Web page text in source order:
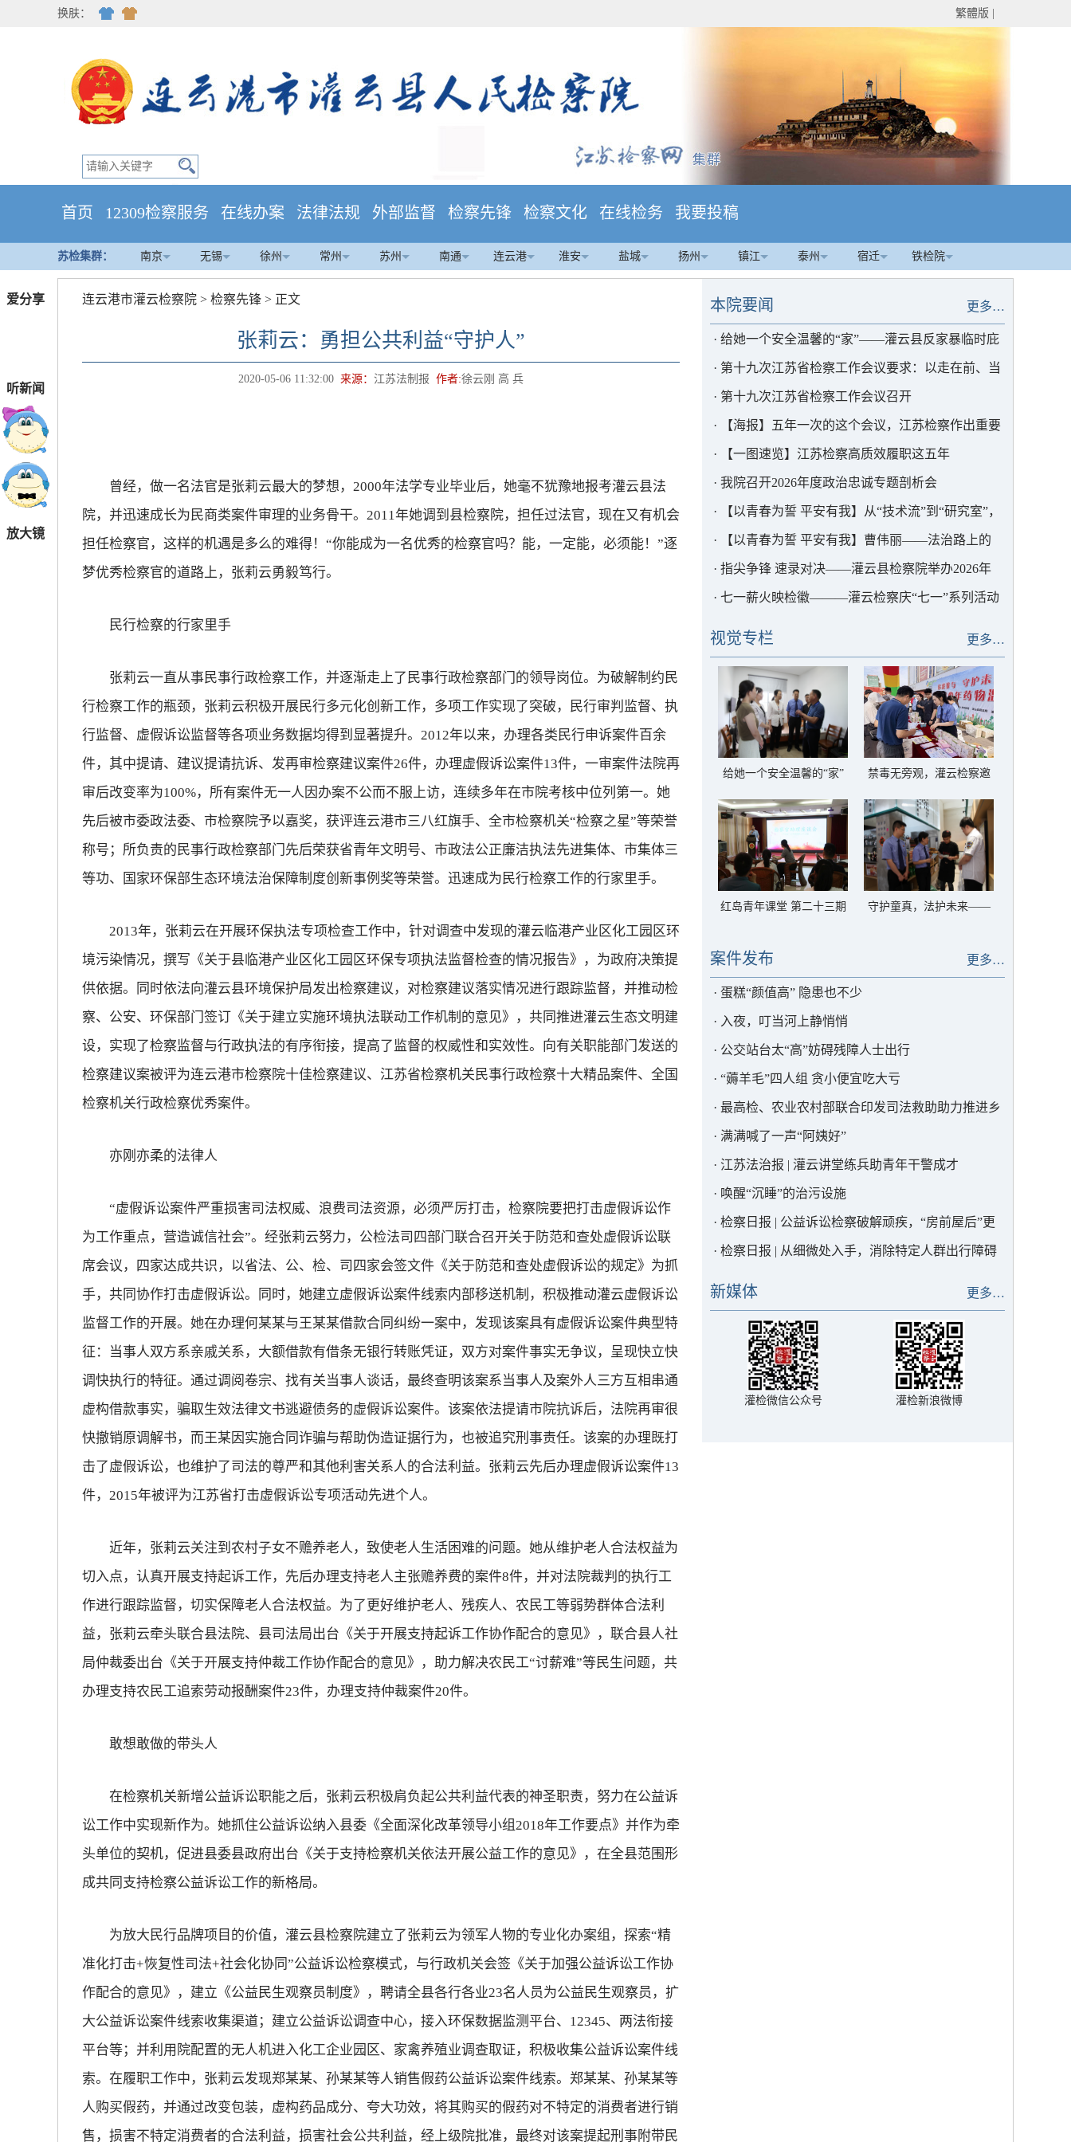
爱分享
听新闻
放大镜
换肤： 繁體版
首页 12309检察服务 在线办案 法律法规 外部监督 检察先锋 检察文化 在线检务 我要投稿
苏检集群： 南京 无锡 徐州 常州 苏州 南通 连云港 淮安 盐城 扬州 镇江 泰州 宿迁 铁检院
连云港市灌云检察院 > 检察先锋 > 正文
张莉云：勇担公共利益“守护人”
2020-05-06 11:32:00 来源： 江苏法制报 作者:徐云刚 高 兵
曾经，做一名法官是张莉云最大的梦想，2000年法学专业毕业后，她毫不犹豫地报考灌云县法
院，并迅速成长为民商类案件审理的业务骨干。2011年她调到县检察院，担任过法官，现在又有机会
担任检察官，这样的机遇是多么的难得！“你能成为一名优秀的检察官吗？能，一定能，必须能！”逐
梦优秀检察官的道路上，张莉云勇毅笃行。
民行检察的行家里手
张莉云一直从事民事行政检察工作，并逐渐走上了民事行政检察部门的领导岗位。为破解制约民
行检察工作的瓶颈，张莉云积极开展民行多元化创新工作，多项工作实现了突破，民行审判监督、执
行监督、虚假诉讼监督等各项业务数据均得到显著提升。2012年以来，办理各类民行申诉案件百余
件，其中提请、建议提请抗诉、发再审检察建议案件26件，办理虚假诉讼案件13件，一审案件法院再
审后改变率为100%，所有案件无一人因办案不公而不服上访，连续多年在市院考核中位列第一。她
先后被市委政法委、市检察院予以嘉奖，获评连云港市三八红旗手、全市检察机关“检察之星”等荣誉
称号；所负责的民事行政检察部门先后荣获省青年文明号、市政法公正廉洁执法先进集体、市集体三
等功、国家环保部生态环境法治保障制度创新事例奖等荣誉。迅速成为民行检察工作的行家里手。
2013年，张莉云在开展环保执法专项检查工作中，针对调查中发现的灌云临港产业区化工园区环
境污染情况，撰写《关于县临港产业区化工园区环保专项执法监督检查的情况报告》，为政府决策提
供依据。同时依法向灌云县环境保护局发出检察建议，对检察建议落实情况进行跟踪监督，并推动检
察、公安、环保部门签订《关于建立实施环境执法联动工作机制的意见》，共同推进灌云生态文明建
设，实现了检察监督与行政执法的有序衔接，提高了监督的权威性和实效性。向有关职能部门发送的
检察建议案被评为连云港市检察院十佳检察建议、江苏省检察机关民事行政检察十大精品案件、全国
检察机关行政检察优秀案件。
亦刚亦柔的法律人
“虚假诉讼案件严重损害司法权威、浪费司法资源，必须严厉打击，检察院要把打击虚假诉讼作
为工作重点，营造诚信社会”。经张莉云努力，公检法司四部门联合召开关于防范和查处虚假诉讼联
席会议，四家达成共识，以省法、公、检、司四家会签文件《关于防范和查处虚假诉讼的规定》为抓
手，共同协作打击虚假诉讼。同时，她建立虚假诉讼案件线索内部移送机制，积极推动灌云虚假诉讼
监督工作的开展。她在办理何某某与王某某借款合同纠纷一案中，发现该案具有虚假诉讼案件典型特
征：当事人双方系亲戚关系，大额借款有借条无银行转账凭证，双方对案件事实无争议，呈现快立快
调快执行的特征。通过调阅卷宗、找有关当事人谈话，最终查明该案系当事人及案外人三方互相串通
虚构借款事实，骗取生效法律文书逃避债务的虚假诉讼案件。该案依法提请市院抗诉后，法院再审很
快撤销原调解书，而王某因实施合同诈骗与帮助伪造证据行为，也被追究刑事责任。该案的办理既打
击了虚假诉讼，也维护了司法的尊严和其他利害关系人的合法利益。张莉云先后办理虚假诉讼案件13
件，2015年被评为江苏省打击虚假诉讼专项活动先进个人。
近年，张莉云关注到农村子女不赡养老人，致使老人生活困难的问题。她从维护老人合法权益为
切入点，认真开展支持起诉工作，先后办理支持老人主张赡养费的案件8件，并对法院裁判的执行工
作进行跟踪监督，切实保障老人合法权益。为了更好维护老人、残疾人、农民工等弱势群体合法利
益，张莉云牵头联合县法院、县司法局出台《关于开展支持起诉工作协作配合的意见》，联合县人社
局仲裁委出台《关于开展支持仲裁工作协作配合的意见》，助力解决农民工“讨薪难”等民生问题，共
办理支持农民工追索劳动报酬案件23件，办理支持仲裁案件20件。
敢想敢做的带头人
在检察机关新增公益诉讼职能之后，张莉云积极肩负起公共利益代表的神圣职责，努力在公益诉
讼工作中实现新作为。她抓住公益诉讼纳入县委《全面深化改革领导小组2018年工作要点》并作为牵
头单位的契机，促进县委县政府出台《关于支持检察机关依法开展公益工作的意见》，在全县范围形
成共同支持检察公益诉讼工作的新格局。
为放大民行品牌项目的价值，灌云县检察院建立了张莉云为领军人物的专业化办案组，探索“精
准化打击+恢复性司法+社会化协同”公益诉讼检察模式，与行政机关会签《关于加强公益诉讼工作协
作配合的意见》，建立《公益民生观察员制度》，聘请全县各行各业23名人员为公益民生观察员，扩
大公益诉讼案件线索收集渠道；建立公益诉讼调查中心，接入环保数据监测平台、12345、两法衔接
平台等；并利用院配置的无人机进入化工企业园区、家禽养殖业调查取证，积极收集公益诉讼案件线
索。在履职工作中，张莉云发现郑某某、孙某某等人销售假药公益诉讼案件线索。郑某某、孙某某等
人购买假药，并通过改变包装，虚构药品成分、夸大功效，将其购买的假药对不特定的消费者进行销
售，损害不特定消费者的合法利益，损害社会公共利益，经上级院批准，最终对该案提起刑事附带民
更多…
本院要闻
· 给她一个安全温馨的“家”——灌云县反家暴临时庇
护中心以法护航
· 第十九次江苏省检察工作会议要求：以走在前、当
表率的实干实绩为中国式现代化江苏新实践贡献更大
检察力量
· 第十九次江苏省检察工作会议召开
· 【海报】五年一次的这个会议，江苏检察作出重要
部署
· 【一图速览】江苏检察高质效履职这五年
· 我院召开2026年度政治忠诚专题剖析会
· 【以青春为誓 平安有我】从“技术流”到“研究室”，
这位青年干警用AI为检察赋能
· 【以青春为誓 平安有我】曹伟丽——法治路上的
“求极致”者
· 指尖争锋 速录对决——灌云县检察院举办2026年
度书记员速录竞赛
· 七一薪火映检徽———灌云检察庆“七一”系列活动
更多…
视觉专栏
给她一个安全温馨的“家”
护中心以法护航
禁毒无旁观，灌云检察邀
红岛青年课堂 第二十三期
守护童真，法护未来——
更多…
案件发布
· 蛋糕“颜值高” 隐患也不少
· 入夜，叮当河上静悄悄
· 公交站台太“高”妨碍残障人士出行
· “薅羊毛”四人组 贪小便宜吃大亏
· 最高检、农业农村部联合印发司法救助助力推进乡
村全面振兴典型案例，灌云1例入选！
· 满满喊了一声“阿姨好”
· 江苏法治报 | 灌云讲堂练兵助青年干警成才
· 唤醒“沉睡”的治污设施
· 检察日报 | 公益诉讼检察破解顽疾，“房前屋后”更
宜居
· 检察日报 | 从细微处入手，消除特定人群出行障碍
更多…
新媒体
灌检微信公众号 灌检新浪微博